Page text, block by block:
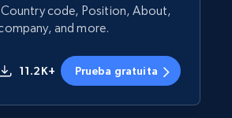
Country code, Position, About,
and more.
11.2K+ Prueba gratuita